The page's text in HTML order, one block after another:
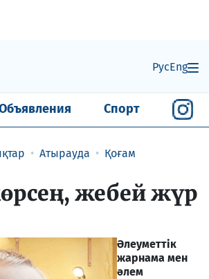
РусEng
Спорт
Атырауда Қоғам
жебей жүр
Әлеуметтік
жарнама мен
әлем